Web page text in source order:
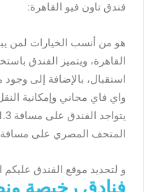
فندق تاون فيو القاهرة:
هو من أنسب الخيارات لمن
القاهرة، ويتميز الفندق
استقبال، بالإضافة إلى
واي فاي مجاني وإمكانية
المتحف المصري على مسافة 1.8 كم.
و لتحديد موقع الفندق